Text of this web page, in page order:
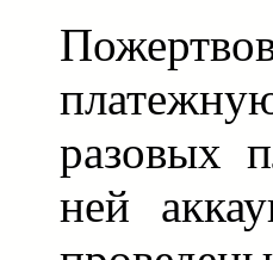
разовых
ней